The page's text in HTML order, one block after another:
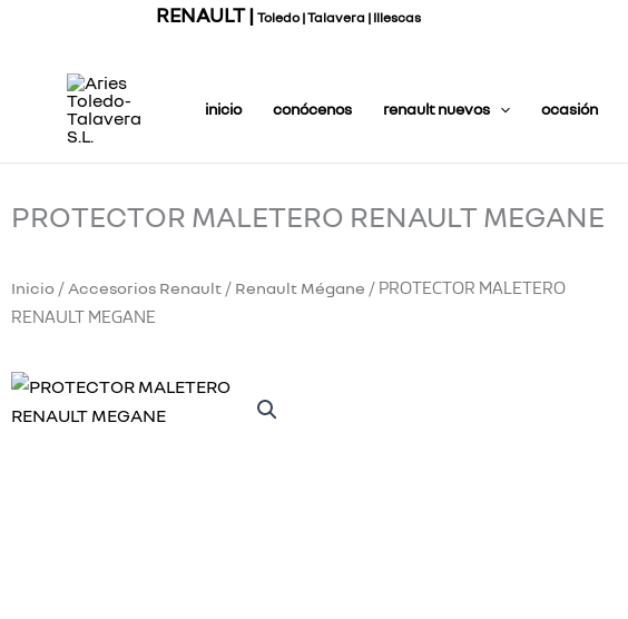
contenido
RENAULT | Toledo | Talavera | Illescas
inicio conócenos renault nuevos ocasión
PROTECTOR MALETERO RENAULT MEGANE
Inicio / Accesorios Renault / Renault Mégane / PROTECTOR MALETERO
RENAULT MEGANE